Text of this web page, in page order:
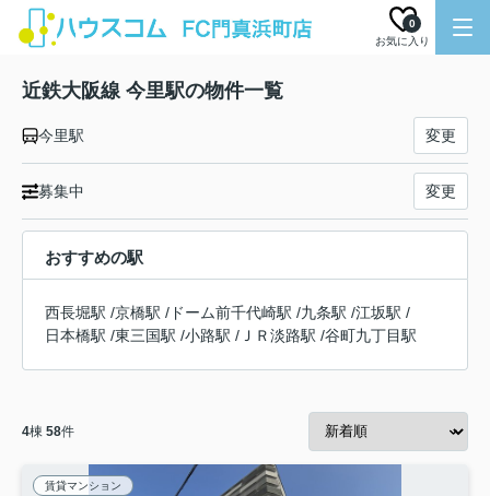
お気に入り
0
近鉄大阪線 今里駅の物件一覧
今里駅 変更
募集中 変更
おすすめの駅
西長堀駅 /京橋駅 / ドーム前千代崎駅 /九条駅 /江坂駅 /
日本橋駅 /東三国駅 /小路駅 / ＪＲ淡路駅 /谷町九丁目駅
4棟 58件
賃貸マンション